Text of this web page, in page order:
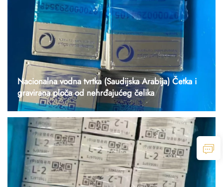
Nacionalna vodna tvrtka (Saudijska Arabija) Četka i
gravirana ploča od nehrđajućeg čelika
1. Sljedeći članak Klijent je Saudijska Arabija Nacionalna vodna
tvrtka, koja je pružila crteže za oznake s arapskim / engleskim
tekstom, serijskim brojevima i QR kodovima. Zahtijevali su
proizvodnju kroz proces četkanja i graviranja, s pr...